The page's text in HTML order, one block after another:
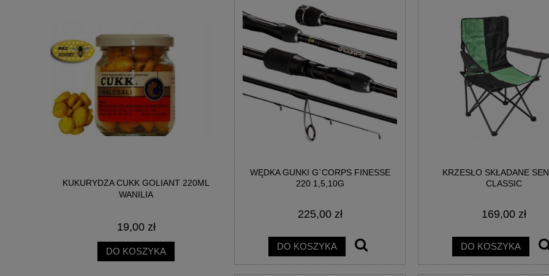
KUKURYDZA CUKK GOLIANT 220ML
WANILIA
19,00 zł
DO KOSZYKA
BIG RAINBOW EGG WAFTERS
DO KOSZYKA
BIG POISON EGG WAFTERS -
DO KOSZYKA
WĘDKA GUNKI G`CORPS FINESSE
220 1,5,10G
225,00 zł
DO KOSZYKA
KRZESŁO SKŁADANE
CLASSIC
169,00 zł
DO KOSZYKA